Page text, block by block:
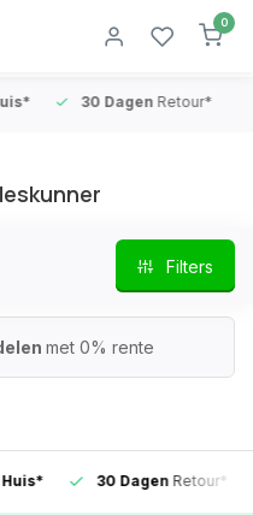
0
30 DagenRetour*
Filters
met 0% rente
30 DagenRetour*